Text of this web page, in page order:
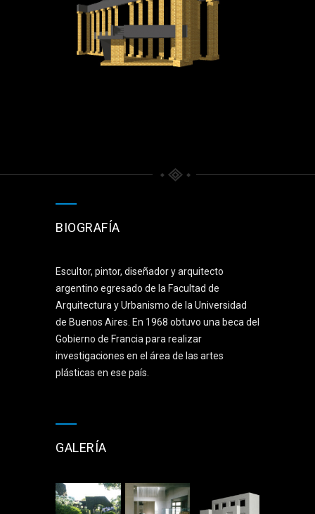
BIOGRAFÍA
Escultor, pintor, diseñador y arquitecto
argentino egresado de la Facultad de
Arquitectura y Urbanismo de la Universidad
de Buenos Aires. En 1968 obtuvo una beca del
Gobierno de Francia para realizar
investigaciones en el área de las artes
plásticas en ese país.
GALERÍA